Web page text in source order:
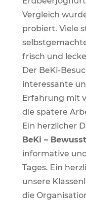
Vergleich
probiert. Viele
frisch und
Der BeKi-
interessante
Erfahrung mit
die spätere
Ein herzlicher
BeKi –
informative
Tages. Ein
unsere
die